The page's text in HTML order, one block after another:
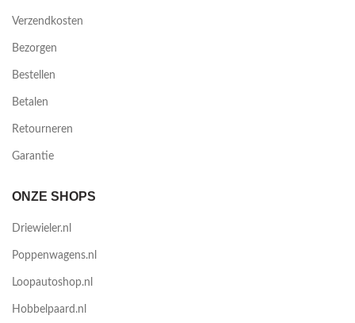
Verzendkosten
Bezorgen
Bestellen
Betalen
Retourneren
Garantie
ONZE SHOPS
Driewieler.nl
Poppenwagens.nl
Loopautoshop.nl
Hobbelpaard.nl